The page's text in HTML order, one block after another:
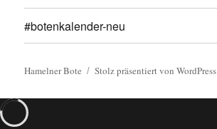
#botenkalender-neu
Hamelner Bote Stolz präsentiert von WordPress